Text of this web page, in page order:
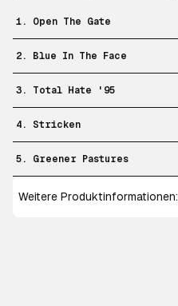
1. Open The Gate
2. Blue In The Face
3. Total Hate '95
4. Stricken
5. Greener Pastures
Weitere Produktinformationen: